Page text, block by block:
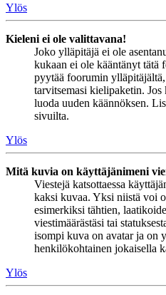
Ylös
Kieleni ei ole valittavana!
Joko ylläpitäjä ei ole
kukaan ei ole kääntänyt
pyytää foorumin
tarvitsemasi kielipaketin.
luoda uuden käännöksen.
sivuilta.
Ylös
Mitä kuvia on käyttäjänimeni
Viestejä katsottaessa
kaksi kuvaa. Yksi niistä voi
esimerkiksi tähtien,
viestimäärästäsi tai
isompi kuva on avatar ja on
henkilökohtainen jokaisella
Ylös